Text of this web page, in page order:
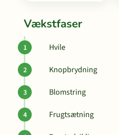
Vækstfaser
Hvile
Knopbrydning
Blomstring
Frugtsætning